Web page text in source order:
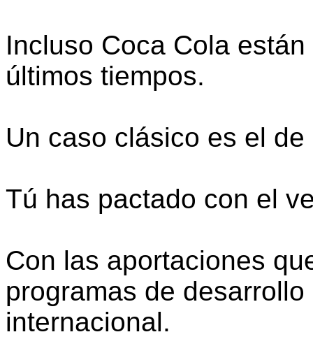
Incluso Coca Cola
últimos tiempos.
Un caso clásico es el de
Tú has pactado con el
Con las aportaciones
programas de
internacional.